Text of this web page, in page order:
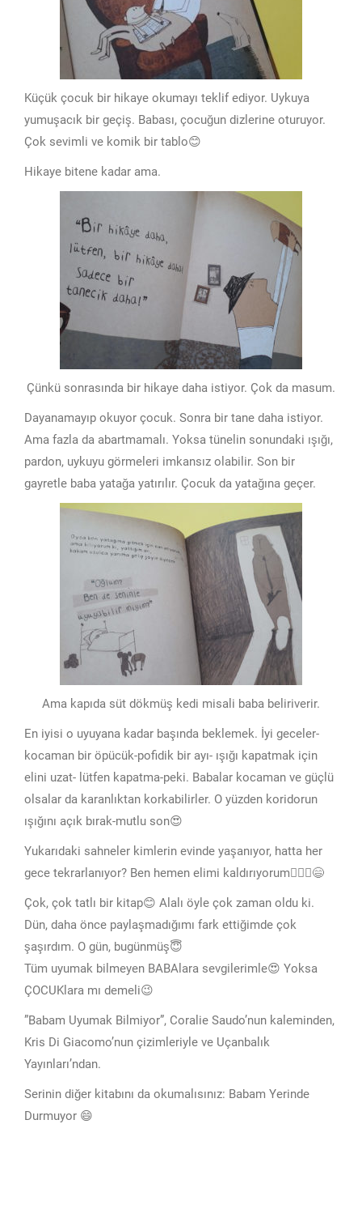
Küçük çocuk bir hikaye okumayı teklif ediyor. Uykuya
yumuşacık bir geçiş. Babası, çocuğun dizlerine oturuyor.
Çok sevimli ve komik bir tablo😊
Hikaye bitene kadar ama.
Çünkü sonrasında bir hikaye daha istiyor. Çok da masum.
Dayanamayıp okuyor çocuk. Sonra bir tane daha istiyor.
Ama fazla da abartmamalı. Yoksa tünelin sonundaki ışığı,
pardon, uykuyu görmeleri imkansız olabilir. Son bir
gayretle baba yatağa yatırılır. Çocuk da yatağına geçer.
Ama kapıda süt dökmüş kedi misali baba beliriverir.
En iyisi o uyuyana kadar başında beklemek. İyi geceler-
kocaman bir öpücük-pofidik bir ayı- ışığı kapatmak için
elini uzat- lütfen kapatma-peki. Babalar kocaman ve güçlü
olsalar da karanlıktan korkabilirler. O yüzden koridorun
ışığını açık bırak-mutlu son😍
Yukarıdaki sahneler kimlerin evinde yaşanıyor, hatta her
gece tekrarlanıyor? Ben hemen elimi kaldırıyorum🙋🏽‍♀️😄
Çok, çok tatlı bir kitap😊 Alalı öyle çok zaman oldu ki.
Dün, daha önce paylaşmadığımı fark ettiğimde çok
şaşırdım. O gün, bugünmüş😇
Tüm uyumak bilmeyen BABAlara sevgilerimle😍 Yoksa
ÇOCUKlara mı demeli😉
”Babam Uyumak Bilmiyor”, Coralie Saudo’nun kaleminden,
Kris Di Giacomo’nun çizimleriyle ve Uçanbalık
Yayınları’ndan.
Serinin diğer kitabını da okumalısınız: Babam Yerinde
Durmuyor 😄